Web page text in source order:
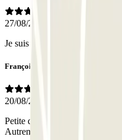
27/08/2025
Je suis très satisfait de ce
Françoise
20/08/2025
Petite difficulté pour trouver le
Autrement RAS